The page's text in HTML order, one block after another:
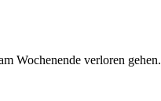
Wochenende verloren gehen.